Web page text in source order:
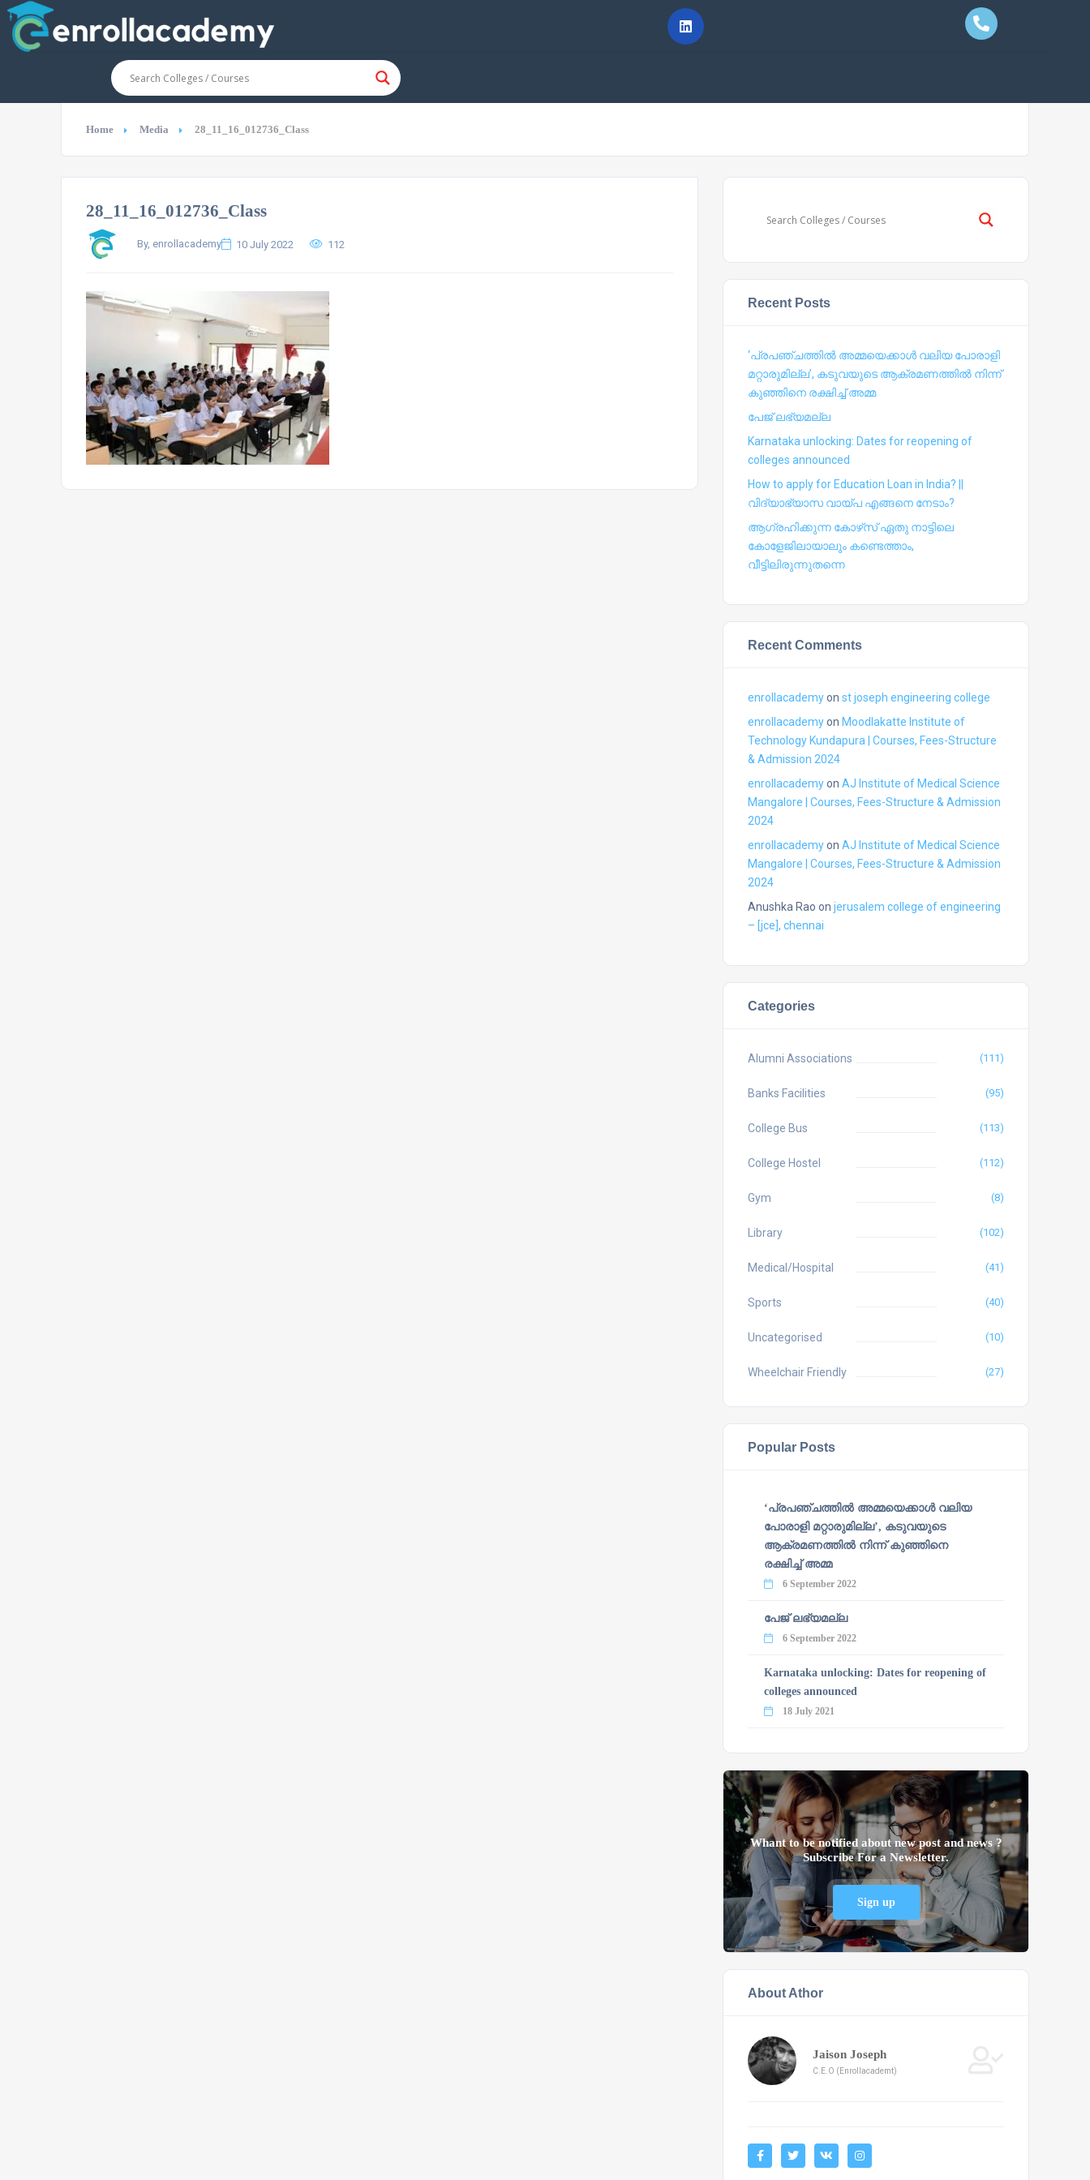
Home Media 28_11_16_012736_Class
28_11_16_012736_Class
By, enrollacademy 10 July 2022 112
Recent Posts
‘പ്രപഞ്ചത്തില്‍ അമ്മയെക്കാള്‍ വലിയ പോരാളി
മറ്റാരുമില്ല’, കടുവയുടെ ആക്രമണത്തില്‍ നിന്ന്
കുഞ്ഞിനെ രക്ഷിച്ച് അമ്മ
പേജ് ലഭ്യമല്ല
Karnataka unlocking: Dates for reopening of
colleges announced
How to apply for Education Loan in India? ||
വിദ്യാഭ്യാസ വായ്പ എങ്ങനെ നേടാം?
ആഗ്രഹിക്കുന്ന കോഴ്‍സ് ഏതു നാട്ടിലെ
കോളേജിലായാലും കണ്ടെത്താം,
വീട്ടിലിരുന്നുതന്നെ
Recent Comments
enrollacademyon st joseph engineering college
enrollacademyon Moodlakatte Institute of
Technology Kundapura | Courses, Fees-Structure
& Admission 2024
enrollacademyon AJ Institute of Medical Science
Mangalore | Courses, Fees-Structure & Admission
2024
enrollacademyon AJ Institute of Medical Science
Mangalore | Courses, Fees-Structure & Admission
2024
Anushka Rao on jerusalem college of engineering
– [jce], chennai
Categories
Alumni Associations (111)
Banks Facilities (95)
College Bus (113)
College Hostel (112)
Gym (8)
Library (102)
Medical/Hospital (41)
Sports (40)
Uncategorised (10)
Wheelchair Friendly (27)
Popular Posts
‘പ്രപഞ്ചത്തില്‍ അമ്മയെക്കാള്‍ വലിയ
പോരാളി മറ്റാരുമില്ല’, കടുവയുടെ
ആക്രമണത്തില്‍ നിന്ന് കുഞ്ഞിനെ
രക്ഷിച്ച് അമ്മ
6 September 2022
പേജ് ലഭ്യമല്ല
6 September 2022
Karnataka unlocking: Dates for reopening of
colleges announced
18 July 2021
Whant to be notified about new post and news ?
Subscribe For a Newsletter.
Sign up
About Athor
Jaison Joseph
C.E.O (Enrollacademt)